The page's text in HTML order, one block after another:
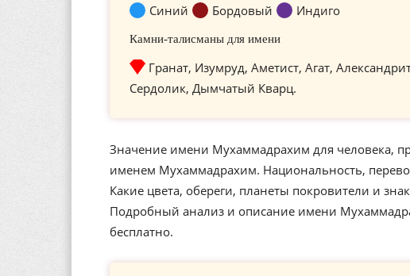
Синий Бордовый Индиго
Камни-талисманы для имени
Гранат, Изумруд, Аметист, Агат,
Сердолик, Дымчатый Кварц.
Значение имени Мухаммадрахим для человека,
именем Мухаммадрахим. Национальность,
Какие цвета, обереги, планеты покровители и
Подробный анализ и описание имени
бесплатно.